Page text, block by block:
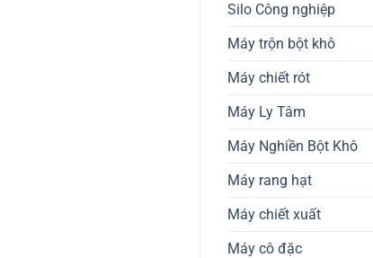
Silo Công nghiệp
Máy trộn bột khô
Máy chiết rót
Máy Ly Tâm
Máy Nghiền Bột Khô
Máy rang hạt
Máy chiết xuất
Máy cô đặc